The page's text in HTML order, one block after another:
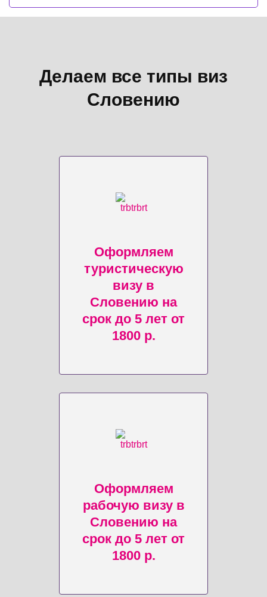
Делаем все типы виз
Словению
Оформляем
туристическую
визу в
Словению на
срок до 5 лет от
1800 р.
Оформляем
рабочую визу в
Словению на
срок до 5 лет от
1800 р.